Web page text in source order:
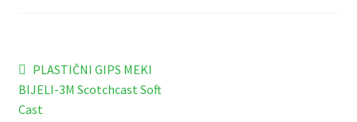
Navigacija
objava
Prethodna
objava:
PLASTIČNI GIPS MEKI
BIJELI-3M Scotchcast Soft
Cast